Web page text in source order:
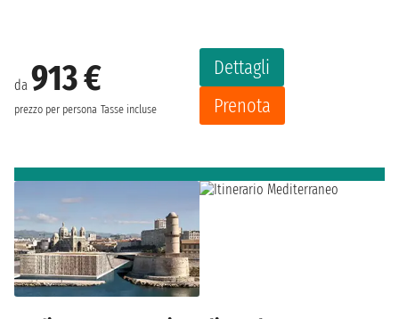
da 913 €
prezzo per persona Tasse incluse
Dettagli
Prenota